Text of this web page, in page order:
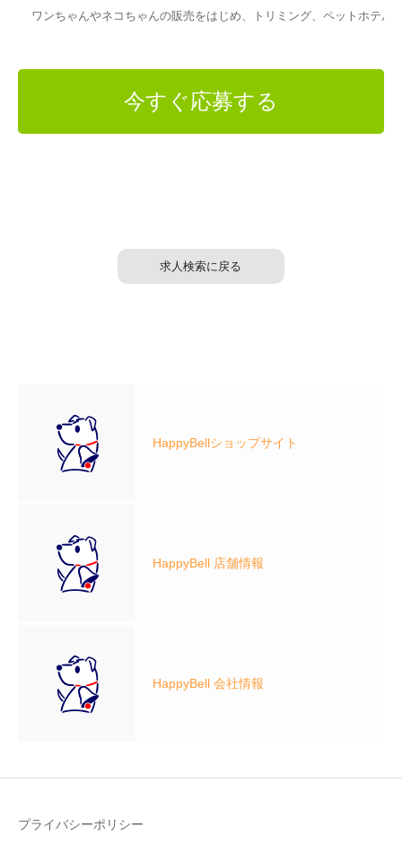
ワンちゃんやネコちゃんの販売をはじめ、トリミング、ペットホテ
今すぐ応募する
求人検索に戻る
HappyBellショップサイト
HappyBell 店舗情報
HappyBell 会社情報
プライバシーポリシー